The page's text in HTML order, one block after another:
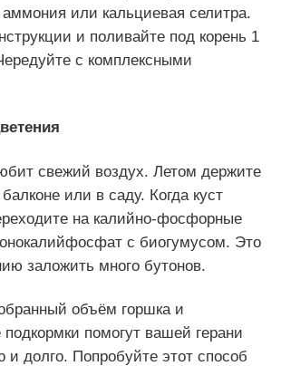
или кальциевая селитра.
и поливайте под корень 1
с комплексными
свежий воздух. Летом держите
или в саду. Когда куст
на калийно-фосфорные
с биогумусом. Это
заложить много бутонов.
объём горшка и
помогут вашей герани
и долго. Попробуйте этот способ